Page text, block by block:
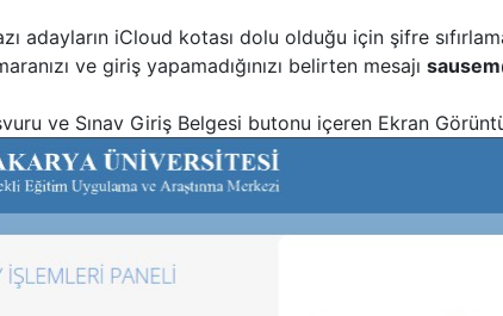
adayların iCloud kotası dolu olduğu için şifre
ve giriş yapamadığınızı belirten mesajı
ve Sınav Giriş Belgesi butonu içeren Ekran